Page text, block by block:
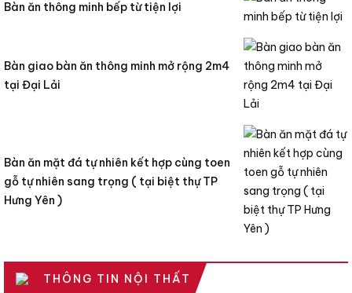
Bàn ăn thông minh bếp từ tiện lợi
Bàn giao bàn ăn thông minh mở rộng 2m4
tại Đại Lải
Bàn ăn mặt đá tự nhiên kết hợp cùng toen
gỗ tự nhiên sang trọng ( tại biệt thự TP
Hưng Yên )
THÔNG TIN NỘI THẤT